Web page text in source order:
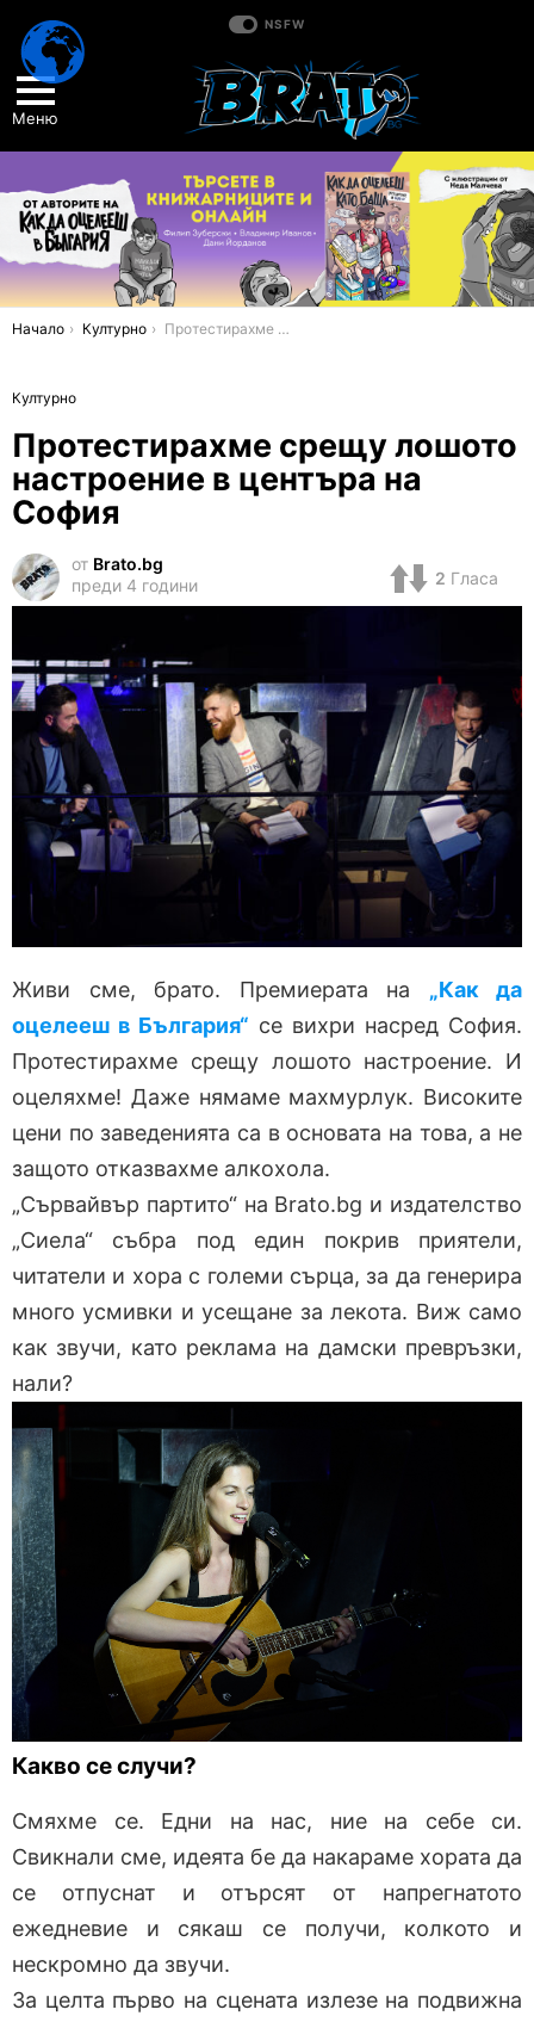
NSFW
Меню
You are here:
Начало Културно Протестирахме срещу лошото настроение в центъра на София
Културно
Протестирахме срещу лошото
настроение в центъра на
София
от Brato.bg
преди 4 години
2 Гласа
Живи сме, брато. Премиерата на „Как да
оцелееш в България“ се вихри насред София.
Протестирахме срещу лошото настроение. И
оцеляхме! Даже нямаме махмурлук. Високите
цени по заведенията са в основата на това, а не
защото отказвахме алкохола.
„Сървайвър партито“ на Brato.bg и издателство
„Сиела“ събра под един покрив приятели,
читатели и хора с големи сърца, за да генерира
много усмивки и усещане за лекота. Виж само
как звучи, като реклама на дамски превръзки,
нали?
Какво се случи?
Смяхме се. Едни на нас, ние на себе си.
Свикнали сме, идеята бе да накараме хората да
се отпуснат и отърсят от напрегнатото
ежедневие и сякаш се получи, колкото и
нескромно да звучи.
За целта първо на сцената излезе на подвижна